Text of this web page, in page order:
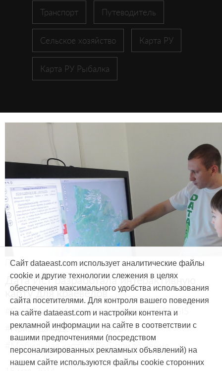
Транспорт Путеводитель
Сельское хозяйство Карта РУ
Карта РУ Рыбалка
Продукты и услуги
Дата Ист разработала интерактивную
карту для краеведов
#CarryMap #Интерактивная карта #ArcGIS
#Природа #Дети #География
#Мобильная карта #Веб-приложение
Сайт dataeast.com использует аналитические файлы
cookie и другие технологии слежения в целях
обеспечения максимального удобства использования
сайта посетителями. Для контроля вашего поведения
на сайте dataeast.com и настройки контента и
рекламной информации на сайте в соответствии с
вашими предпочтениями (посредством
персонализированных рекламных объявлений) на
нашем сайте используются файлы cookie сторонних